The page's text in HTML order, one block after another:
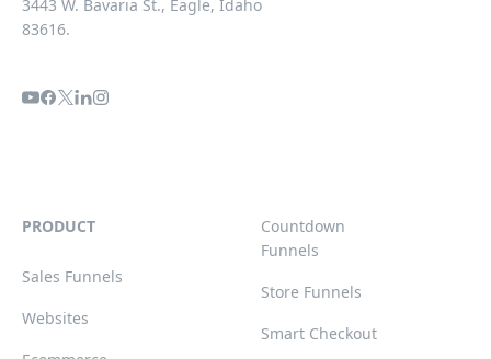
3443 W. Bavaria St., Eagle, Idaho
83616.
PRODUCT
Sales Funnels
Websites
Countdown
Funnels
Store Funnels
Smart Checkout